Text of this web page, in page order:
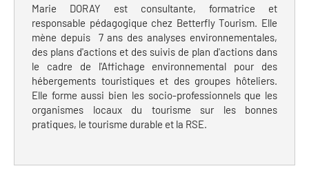
Webinaires
E-learning
Bilan des actions de professionnalisation
Améliorer l’expérience de vos visiteurs
Améliorer la qualité
Expériences et visites
Grands magasins et outlets
Golfs
City Tours
Incentive et team building
Marie DORAY est consultante, formatrice et
responsable pédagogique chez Betterfly Tourism. Elle
mène depuis 7 ans des analyses environnementales,
des plans d'actions et des suivis de plan d'actions dans
le cadre de l'Affichage environnemental pour des
hébergements touristiques et des groupes hôteliers.
Elle forme aussi bien les socio-professionnels que les
organismes locaux du tourisme sur les bonnes
pratiques, le tourisme durable et la RSE.